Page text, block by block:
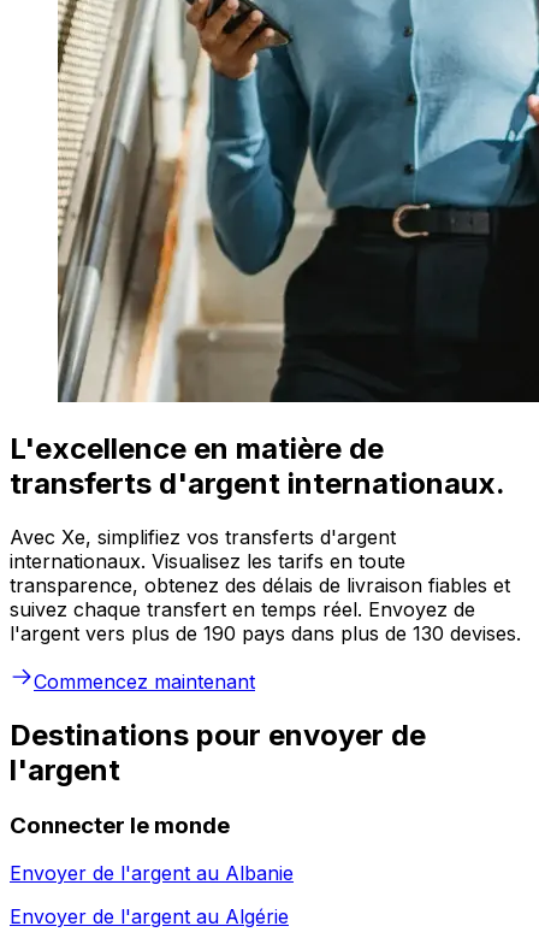
L'excellence en matière de
transferts d'argent internationaux.
Avec Xe, simplifiez vos transferts d'argent
internationaux. Visualisez les tarifs en toute
transparence, obtenez des délais de livraison fiables et
suivez chaque transfert en temps réel. Envoyez de
l'argent vers plus de 190 pays dans plus de 130 devises.
Commencez maintenant
Destinations pour envoyer de
l'argent
Connecter le monde
Envoyer de l'argent au Albanie
Envoyer de l'argent au Algérie